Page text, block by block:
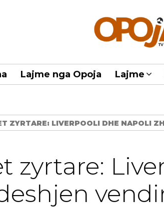
Lajme nga Opoja Lajme
ZYRTARE: LIVERPOOLI DHE NAPOLI
zyrtare: